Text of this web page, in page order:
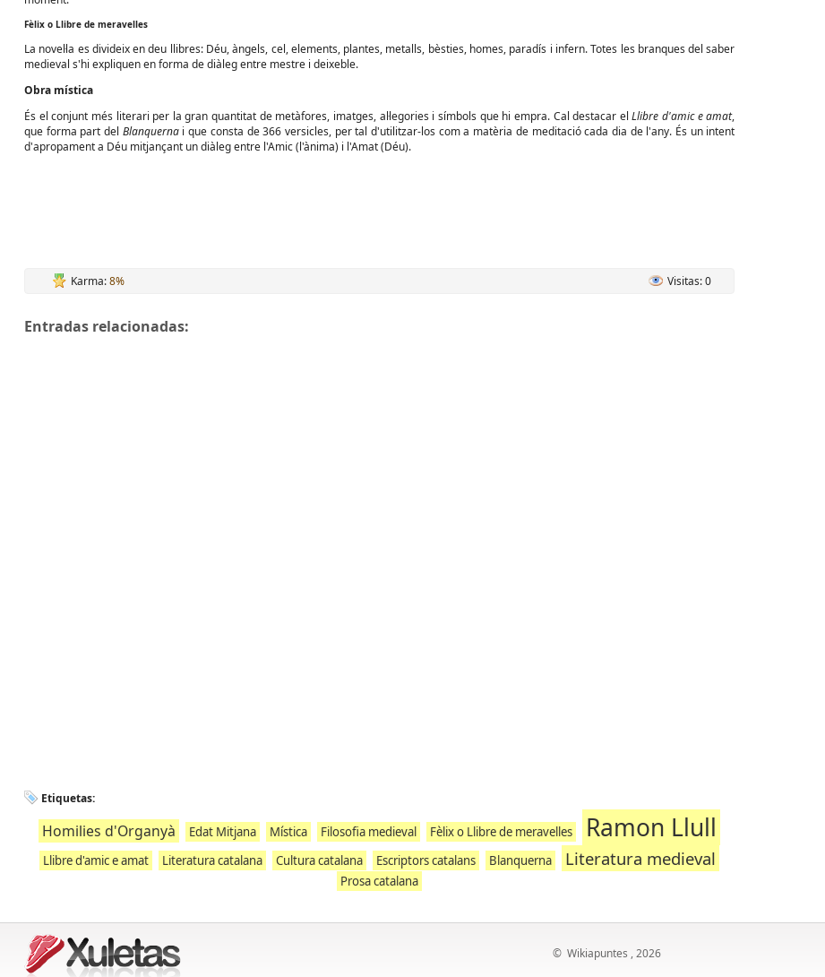
Fèlix o Llibre de meravelles
La novel·la es divideix en deu llibres: Déu, àngels, cel, elements, plantes, metalls, bèsties, homes, paradís i infern. Totes les branques del saber
medieval s'hi expliquen en forma de diàleg entre mestre i deixeble.
Obra mística
És el conjunt més literari per la gran quantitat de metàfores, imatges, al·legories i símbols que hi empra. Cal destacar elLlibre d'amic e amat,
que forma part del Blanquernai que consta de 366 versicles, per tal d'utilitzar-los com a matèria de meditació cada dia de l'any. És un intent
d'apropament a Déu mitjançant un diàleg entre l'Amic (l'ànima) i l'Amat (Déu).
Karma:8% Visitas: 0
Entradas relacionadas:
Etiquetas:
Homilies d'Organyà Edat Mitjana Mística Filosofia medieval Fèlix o Llibre de meravelles Ramon Llull
Llibre d'amic e amat Literatura catalana Cultura catalana Escriptors catalans Blanquerna Literatura medieval
Prosa catalana
© Wikiapuntes , 2026